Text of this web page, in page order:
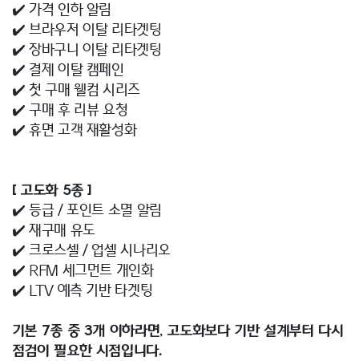
✔️ 가격 인하 알림
✔️ 브라우저 이탈 리타겟팅
✔️ 장바구니 이탈 리타겟팅
✔️ 결제 이탈 캠페인
✔️ 첫 구매 웰컴 시리즈
✔️ 구매 후 리뷰 요청
✔️ 휴면 고객 재활성화
[ 고도화 5종 ]
✔️ 등급 / 포인트 소멸 알림
✔️ 재구매 유도
✔️ 크로스셀 / 업셀 시나리오
✔️ RFM 세그먼트 개인화
✔️ LTV 예측 기반 타겟팅
기본 7종 중 3개 이하라면, 고도화보다 기반 설계부터 다시
점검이 필요한 시점입니다.